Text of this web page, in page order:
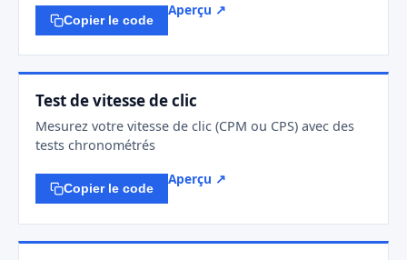
Copier le code
Aperçu ↗
Test de vitesse de clic
Mesurez votre vitesse de clic (CPM ou CPS) avec des
tests chronométrés
Copier le code
Aperçu ↗